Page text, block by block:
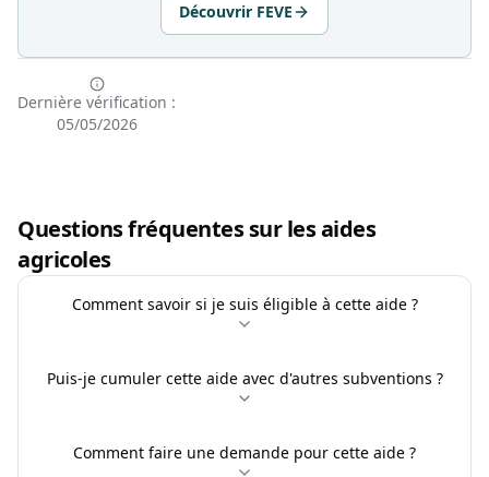
Découvrir FEVE
Dernière vérification :
05/05/2026
Questions fréquentes sur les aides
agricoles
Comment savoir si je suis éligible à cette aide ?
Puis-je cumuler cette aide avec d'autres subventions ?
Comment faire une demande pour cette aide ?